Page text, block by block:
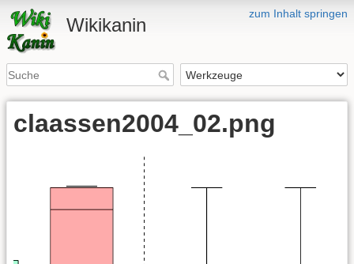
zum Inhalt springen
Wikikanin
claassen2004_02.png